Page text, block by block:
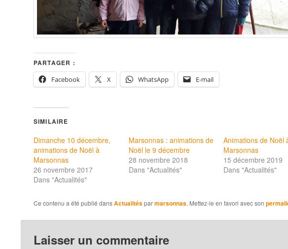
PARTAGER :
Facebook
X WhatsApp E-mail
SIMILAIRE
Dimanche 10 décembre,
animations de Noël à
Marsonnas
26 novembre 2017
Dans "Actualités"
Marsonnas : animations de
Noël le 9 décembre
28 novembre 2018
Dans "Actualités"
Animations de Noël
Marsonnas
15 décembre 2019
Dans "Actualités"
Ce contenu a été publié dansActualitésparmarsonnas. Mettez-le en favori avec son
Laisser un commentaire